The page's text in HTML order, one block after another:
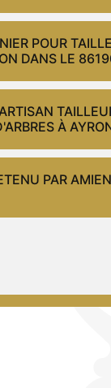
POUR
DANS LE
À
PAR